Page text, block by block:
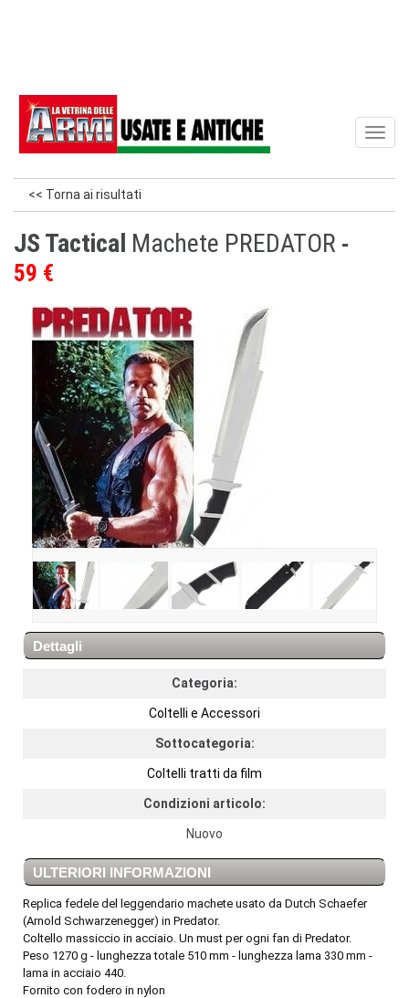
<< Torna ai risultati
JS Tactical Machete PREDATOR
59 €
Dettagli
Categoria:
Coltelli e Accessori
Sottocategoria:
Coltelli tratti da film
Condizioni articolo:
Nuovo
ULTERIORI INFORMAZIONI
Replica fedele del leggendario machete usato da Dutch Schaefer
(Arnold Schwarzenegger) in Predator.
Coltello massiccio in acciaio. Un must per ogni fan di Predator.
Peso 1270 g - lunghezza totale 510 mm - lunghezza lama 330 mm -
lama in acciaio 440.
Fornito con fodero in nylon